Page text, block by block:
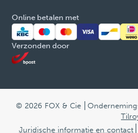
Online betalen met
Verzonden door
© 2026 FOX & Cie
Juridische informatie en contact